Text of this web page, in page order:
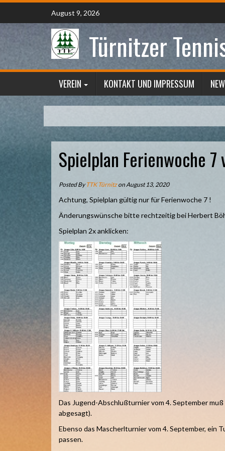
Skip
content
August 9, 2026
Türnitzer
VEREIN KONTAKT UND IMPRESSUM
Spielplan Ferienwoche
Posted ByTTK Türnitzon August 13, 2020
Achtung, Spielplan gültig nur für Ferienwoche 7 !
Änderungswünsche bitte rechtzeitig bei Herbert
Spielplan 2x anklicken:
Das Jugend-Abschlußturnier vom 4. September
abgesagt).
Ebenso das Mascherlturnier vom 4. September, ein
passen.